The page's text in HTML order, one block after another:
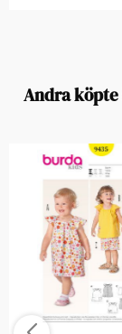
Andra köpte